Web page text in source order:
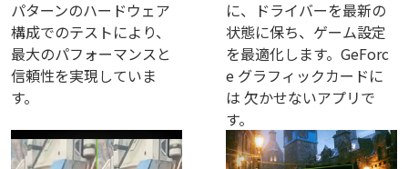
パターンのハードウェア
構成でのテストにより、
最大のパフォーマンスと
信頼性を実現していま
す。
に、ドライバーを最新の
状態に保ち、ゲーム設定
を最適化します。GeForc
e グラフィックカードに
は 欠かせないアプリで
す。